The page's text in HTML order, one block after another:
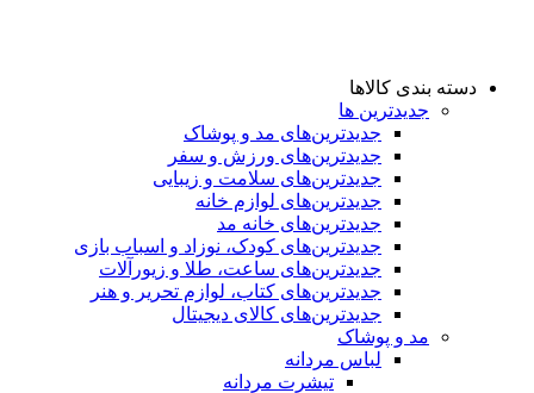
دسته بندی کالاها
جدیدترین ها
جدید‌ترین‌های مد و پوشاک
جدید‌ترین‌های ورزش و سفر
جدید‌ترین‌های سلامت و زیبایی
جدید‌ترین‌های لوازم خانه
جدیدترین‌های خانه مد
جدید‌ترین‌های کودک، نوزاد و اسباب بازی
جدید‌ترین‌های ساعت، طلا و زیورآلات
جدید‌ترین‌های کتاب، لوازم تحریر و هنر
جدید‌ترین‌های کالای دیجیتال
مد و پوشاک
لباس مردانه
تیشرت مردانه